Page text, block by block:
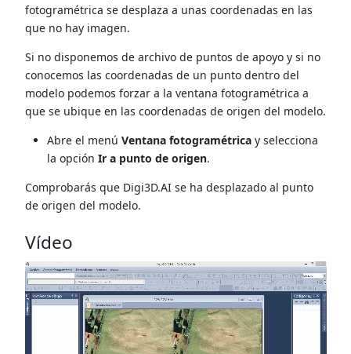
fotogramétrica se desplaza a unas coordenadas en las
que no hay imagen.
Si no disponemos de archivo de puntos de apoyo y si no
conocemos las coordenadas de un punto dentro del
modelo podemos forzar a la ventana fotogramétrica a
que se ubique en las coordenadas de origen del modelo.
Abre el menú Ventana fotogramétricay selecciona
la opción Ir a punto de origen.
Comprobarás que Digi3D.AI se ha desplazado al punto
de origen del modelo.
Vídeo